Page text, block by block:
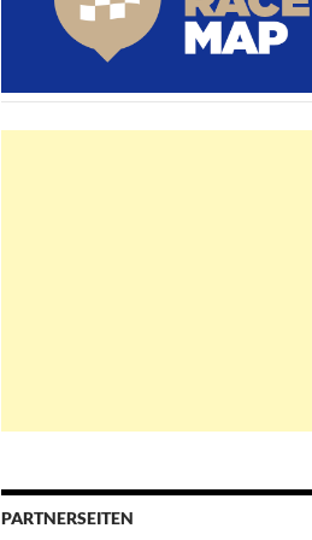
PARTNERSEITEN